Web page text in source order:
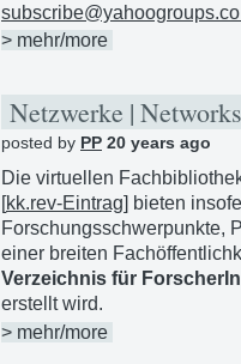
> mehr/more
Netzwerke |
posted by PP 20 years ago
Die virtuellen
[kk.rev-Eintrag] bieten
Forschungsschwerpunkte,
einer breiten
Verzeichnis für
erstellt wird.
> mehr/more